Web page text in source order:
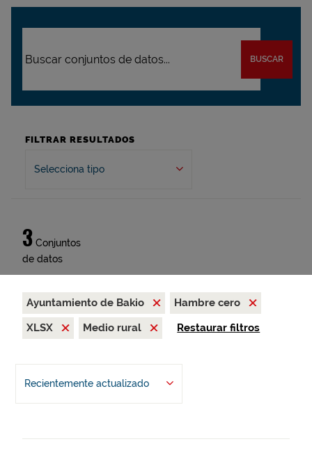
BUSCAR
FILTRAR RESULTADOS
Selecciona tipo
3 Conjuntos
de datos
Ayuntamiento de Bakio
Hambre cero
XLSX
Medio rural Restaurar filtros
Recientemente actualizado